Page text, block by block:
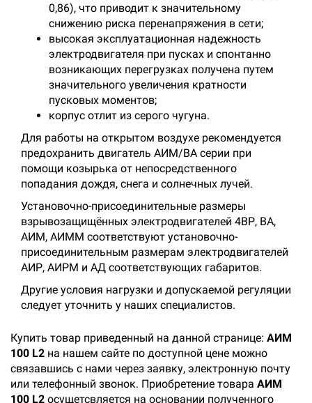
0,86), что приводит к значительному
снижению риска перенапряжения в сети;
высокая эксплуатационная надежность
электродвигателя при пусках и спонтанно
возникающих перегрузках получена путем
значительного увеличения кратности
пусковых моментов;
корпус отлит из серого чугуна.
Для работы на открытом воздухе рекомендуется
предохранить двигатель АИМ/ВА серии при
помощи козырька от непосредственного
попадания дождя, снега и солнечных лучей.
Установочно-присоединительные размеры
взрывозащищённых электродвигателей 4ВР, ВА,
АИМ, АИММ соответствуют установочно-
присоединительным размерам электродвигателей
АИР, АИРМ и АД соответствующих габаритов.
Другие условия нагрузки и допускаемой регуляции
следует уточнить у наших специалистов.
Купить товар приведенный на данной странице: АИМ
100 L2 на нашем сайте по доступной цене можно
связавшись с нами через заявку, электронную почту
или телефонный звонок. Приобретение товара АИМ
100 L2 осущетсвляется на основании полученного